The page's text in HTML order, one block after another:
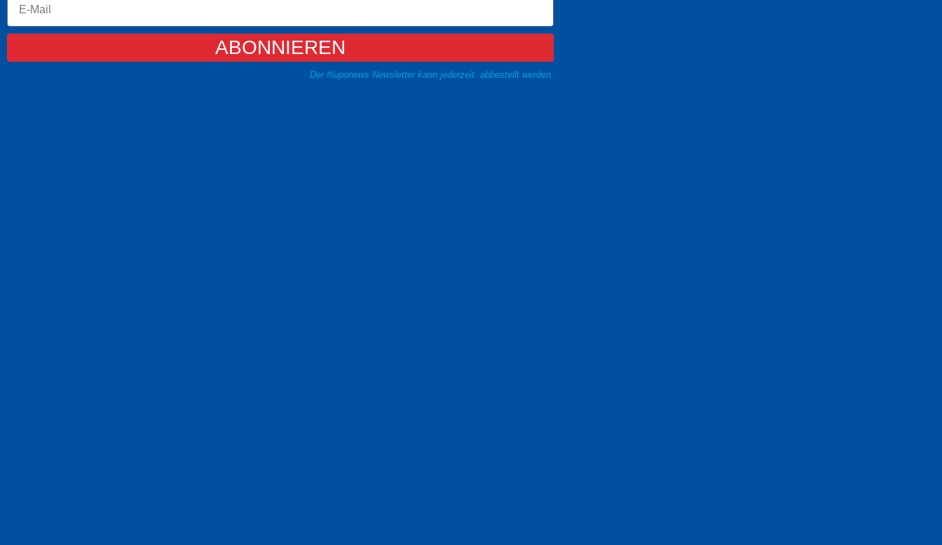
ABONNIEREN
Der #luponews Newsletter kann jederzeit abbestellt werden.